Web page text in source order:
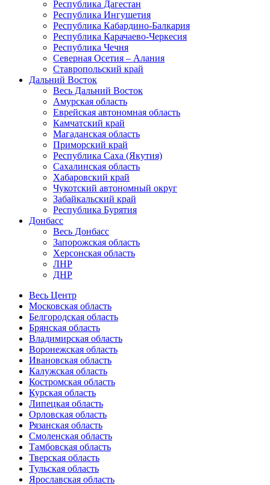
Республика Дагестан
Республика Ингушетия
Республика Кабардино-Балкария
Республика Карачаево-Черкесия
Республика Чечня
Северная Осетия – Алания
Ставропольский край
Дальний Восток
Весь Дальний Восток
Амурская область
Еврейская автономная область
Камчатский край
Магаданская область
Приморский край
Республика Саха (Якутия)
Сахалинская область
Хабаровский край
Чукотский автономный округ
Забайкальский край
Республика Бурятия
Донбасс
Весь Донбасс
Запорожская область
Херсонская область
ЛНР
ДНР
Весь Центр
Московская область
Белгородская область
Брянская область
Владимирская область
Воронежская область
Ивановская область
Калужская область
Костромская область
Курская область
Липецкая область
Орловская область
Рязанская область
Смоленская область
Тамбовская область
Тверская область
Тульская область
Ярославская область